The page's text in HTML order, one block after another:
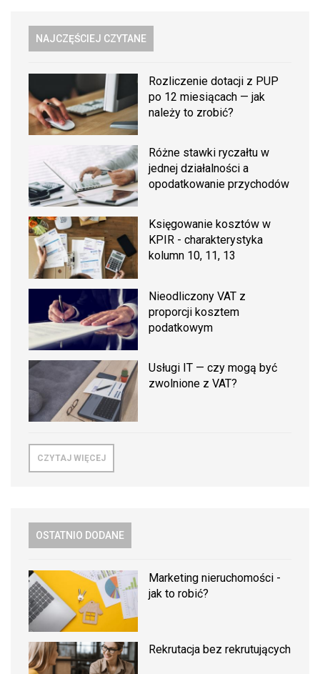
NAJCZĘŚCIEJ CZYTANE
Rozliczenie dotacji z PUP
po 12 miesiącach — jak
należy to zrobić?
Różne stawki ryczałtu w
jednej działalności a
opodatkowanie przychodów
Księgowanie kosztów w
KPIR - charakterystyka
kolumn 10, 11, 13
Nieodliczony VAT z
proporcji kosztem
podatkowym
Usługi IT — czy mogą być
zwolnione z VAT?
CZYTAJ WIĘCEJ
OSTATNIO DODANE
Marketing nieruchomości -
jak to robić?
Rekrutacja bez rekrutujących